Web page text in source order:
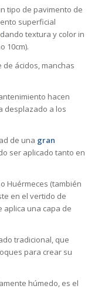
tipo de pavimento de
superficial
textura y color in
10cm).
ácidos, manchas
hacen
desplazado a los
de una gran
ser aplicado tanto en
Huérmeces (también
en el vertido de
aplica una capa de
tradicional, que
para crear su
húmedo, es el